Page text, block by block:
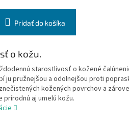
Pridať do košíka
o kožu.
starostlivosť o kožené
ju pružnejšou a odolnejšou proti
kožených povrchov a
prírodnú aj umelú kožu.